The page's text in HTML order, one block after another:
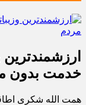
ارزشمندترین
خدمت بدون
همت الله شکری